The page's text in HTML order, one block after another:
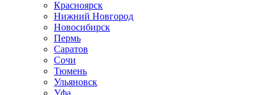
Красноярск
Нижний Новгород
Новосибирск
Пермь
Саратов
Сочи
Тюмень
Ульяновск
Уфа